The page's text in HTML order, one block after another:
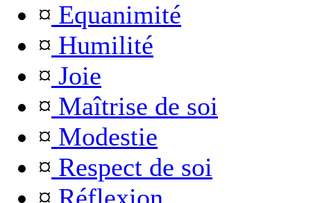
¤ Equanimité
¤ Humilité
¤ Joie
¤ Maîtrise de soi
¤ Modestie
¤ Respect de soi